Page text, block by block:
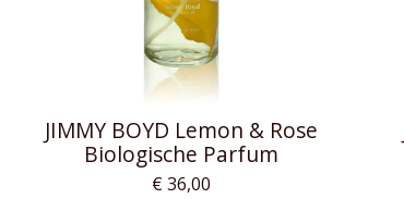
JIMMY BOYD Lemon & Rose
Biologische Parfum
€ 36,00